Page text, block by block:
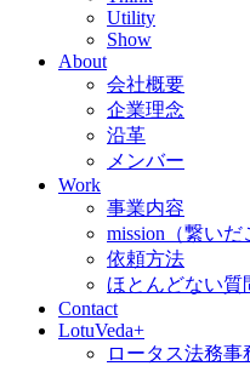
Utility
Show
About
会社概要
企業理念
沿革
メンバー
Work
事業内容
mission（繋いだ
依頼方法
ほとんどない質
Contact
LotuVeda+
ロータス法務事